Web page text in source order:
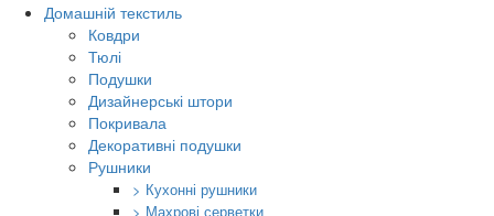
Домашній текстиль
Ковдри
Тюлі
Подушки
Дизайнерські штори
Покривала
Декоративні подушки
Рушники
> Кухонні рушники
> Махрові серветки